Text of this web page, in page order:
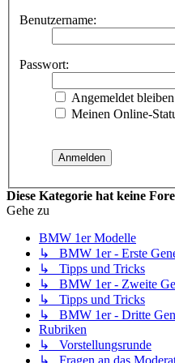
Benutzername:
Passwort:
Angemeldet bleiben
Meinen Online-
Diese Kategorie hat keine
Gehe zu
BMW 1er Modelle
↳ BMW 1er - Erste
↳ Tipps und Tricks
↳ BMW 1er - Zweite
↳ Tipps und Tricks
↳ BMW 1er - Dritte
Rubriken
↳ Vorstellungsrunde